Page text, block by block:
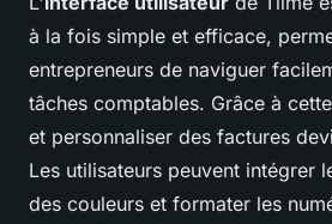
à la fois simple et efficace,
entrepreneurs de naviguer
tâches comptables. Grâce à
et personnaliser des factures
Les utilisateurs peuvent intégrer
des couleurs et formater les